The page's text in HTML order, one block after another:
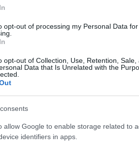
opt-out of processing my Personal Data for
opt-out of Collection, Use, Retention, Sale,
Data that Is Unrelated with the
allow Google to enable storage related to
identifiers in apps.